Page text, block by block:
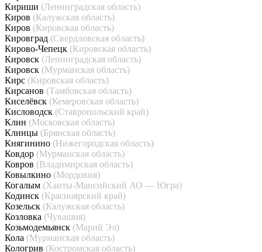
Кириши (Ленинградская область)
Киров (Калужская область)
Киров (Кировская область)
Кировград (Свердловская область)
Кирово-Чепецк (Кировская область)
Кировск (Ленинградская область)
Кировск (Мурманская область)
Кирс (Кировская область)
Кирсанов (Тамбовская область)
Киселёвск (Кемеровская область)
Кисловодск (Ставропольский край)
Клин (Московская область)
Клинцы (Брянская область)
Княгинино (Нижегородская область)
Ковдор (Мурманская область)
Ковров (Владимирская область)
Ковылкино (Мордовия)
Когалым (Ханты-Мансийский АО — Югра)
Кодинск (Красноярский край)
Козельск (Калужская область)
Козловка (Чувашия)
Козьмодемьянск (Марий Эл)
Кола (Мурманская область)
Кологрив (Костромская область)